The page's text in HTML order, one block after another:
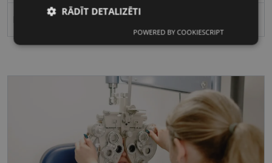
Polarizēts
RĀDĪT DETALIZĒTI
sīkdatnes
Statistikas
sīkdatnes
Mārketinga
sīkdatnes
Funkcionālās
sīkdatnes
POWERED BY COOKIESCRIPT